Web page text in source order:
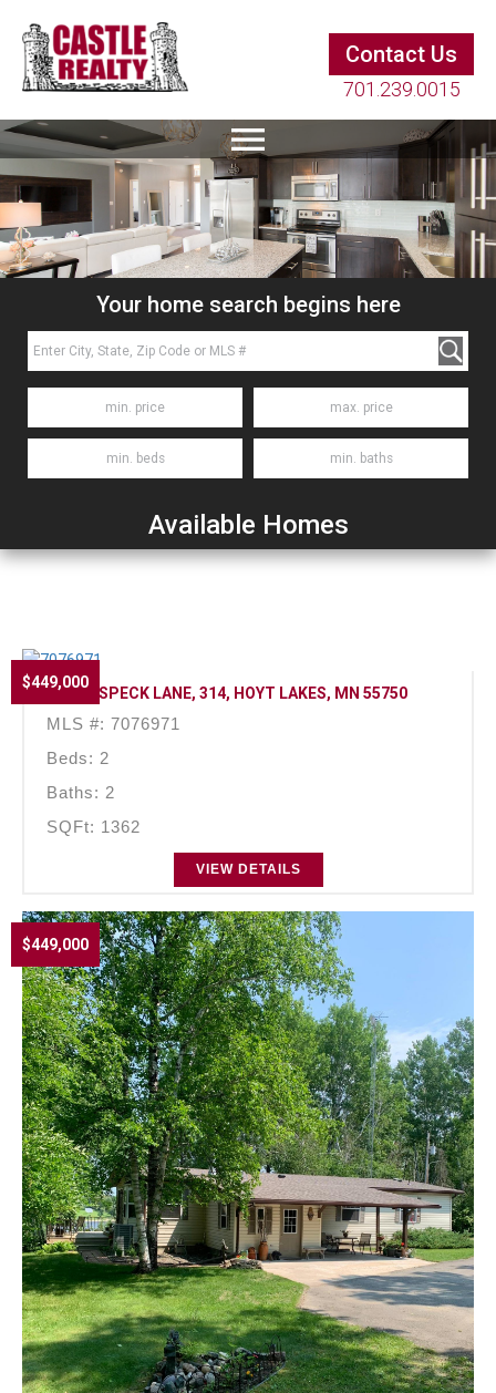
Contact Us
701.239.0015
Your home search begins here
Available Homes
$449,000
314 POSPECK LANE, 314, HOYT LAKES, MN 55750
MLS #: 7076971
Beds: 2
Baths: 2
SQFt: 1362
VIEW DETAILS
$449,000